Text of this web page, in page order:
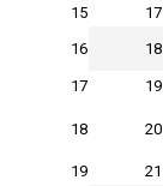
15
17
16
18
17 19
18 20
19 21